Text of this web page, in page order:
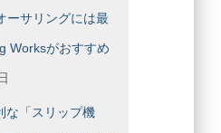
ーサリングには最
Worksがおすすめ
な「スリップ機